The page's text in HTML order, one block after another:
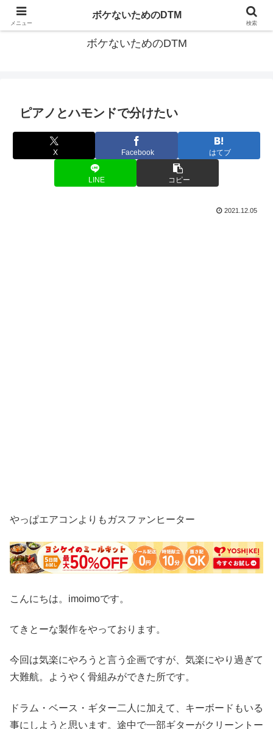
ゆる～く続ける音楽制作のあれこれや昔ばなし
ボケないためのDTM
ピアノとハモンドで分けたい
X Facebook はてブ
LINE コピー
2021.12.05
やっぱエアコンよりもガスファンヒーター
こんにちは。imoimoです。
てきとーな製作をやっております。
今回は気楽にやろうと言う企画ですが、気楽にやり過ぎて
大難航。ようやく骨組みができた所です。
ドラム・ベース・ギター二人に加えて、キーボードもいる
事にしようと思います。途中で一部ギターがクリーントー
メニュー
ボケないためのDTM
検索